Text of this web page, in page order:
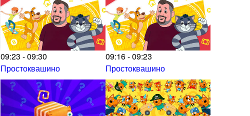
09:23 - 09:30
Простоквашино
09:16 - 09:23
Простоквашино